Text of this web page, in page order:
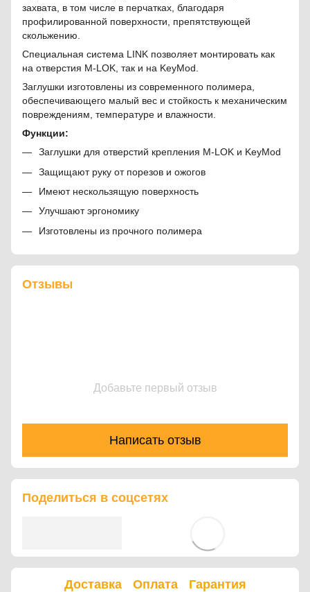
захвата, в том числе в перчатках, благодаря
профилированной поверхности, препятствующей
скольжению.
Специальная система LINK позволяет монтировать как
на отверстия M-LOK, так и на KeyMod.
Заглушки изготовлены из современного полимера,
обеспечивающего малый вес и стойкость к механическим
повреждениям, температуре и влажности.
Функции:
Заглушки для отверстий крепления M-LOK и KeyMod
Защищают руку от порезов и ожогов
Имеют нескользящую поверхность
Улучшают эргономику
Изготовлены из прочного полимера
Отзывы
Добавьте первый отзыв
Написать отзыв
Поделиться в соцсетях
Доставка Оплата Гарантия